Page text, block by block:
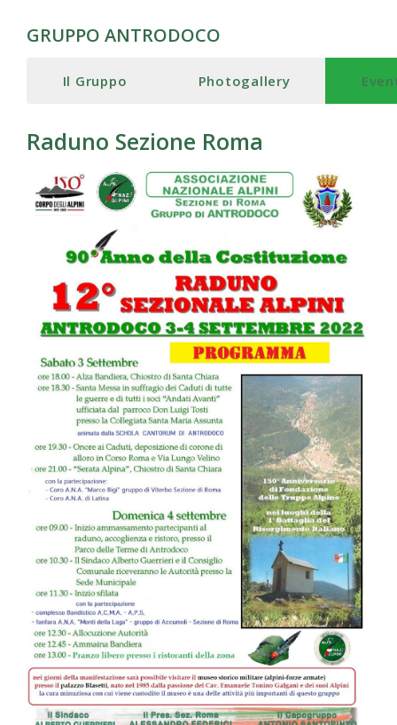
GRUPPO ANTRODOCO
Il Gruppo Photogallery
Raduno Sezione Roma